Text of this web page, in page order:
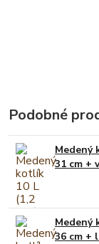
Podobné
Medený
31 cm +
Medený
36 cm +